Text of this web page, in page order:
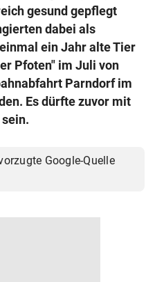
KG 2026
gesund gepflegt
dabei als
ein Jahr alte Tier
Pfoten" im Juli von
Parndorf im
Es dürfte zuvor mit
Google-Quelle